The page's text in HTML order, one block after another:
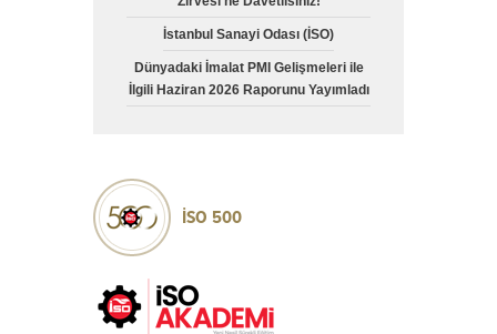
İstanbul Sanayi Odası (İSO)
Dünyadaki İmalat PMI Gelişmeleri ile
İlgili Haziran 2026 Raporunu Yayımladı
İSO 500